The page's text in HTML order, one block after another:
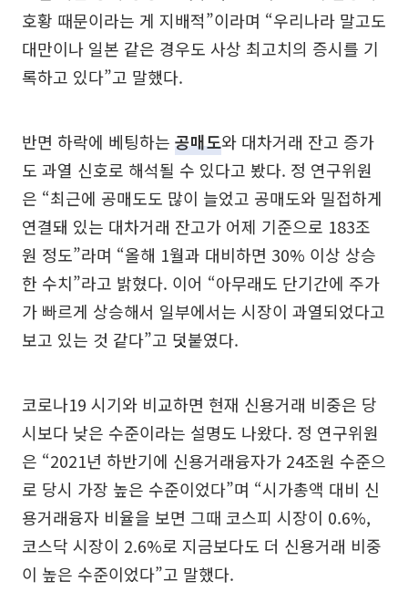
호황 때문이라는 게 지배적”이라며 “우리나라 말고도
대만이나 일본 같은 경우도 사상 최고치의 증시를 기
록하고 있다”고 말했다.
반면 하락에 베팅하는 공매도와 대차거래 잔고 증가
도 과열 신호로 해석될 수 있다고 봤다. 정 연구위원
은 “최근에 공매도도 많이 늘었고 공매도와 밀접하게
연결돼 있는 대차거래 잔고가 어제 기준으로 183조
원 정도”라며 “올해 1월과 대비하면 30% 이상 상승
한 수치”라고 밝혔다. 이어 “아무래도 단기간에 주가
가 빠르게 상승해서 일부에서는 시장이 과열되었다고
보고 있는 것 같다”고 덧붙였다.
코로나19 시기와 비교하면 현재 신용거래 비중은 당
시보다 낮은 수준이라는 설명도 나왔다. 정 연구위원
은 “2021년 하반기에 신용거래융자가 24조원 수준으
로 당시 가장 높은 수준이었다”며 “시가총액 대비 신
용거래융자 비율을 보면 그때 코스피 시장이 0.6%,
코스닥 시장이 2.6%로 지금보다도 더 신용거래 비중
이 높은 수준이었다”고 말했다.